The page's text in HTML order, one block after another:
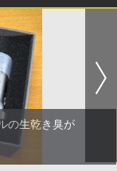
の生乾き臭が